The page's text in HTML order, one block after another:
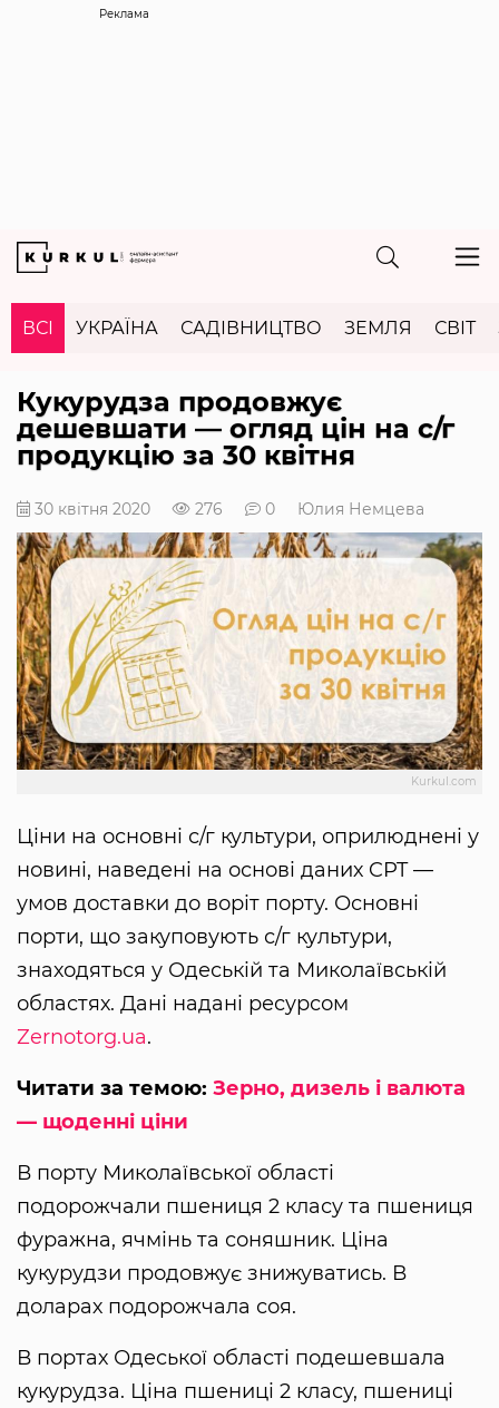
Реклама
ВСІ УКРАЇНА САДІВНИЦТВО ЗЕМЛЯ СВІТ
Кукурудза продовжує
дешевшати — огляд цін на с/г
продукцію за 30 квітня
30 квітня 2020 276 0 Юлия Немцева
Kurkul.com
Ціни на основні с/г культури, оприлюднені у
новині, наведені на основі даних CPT —
умов доставки до воріт порту. Основні
порти, що закуповують с/г культури,
знаходяться у Одеській та Миколаївській
областях. Дані надані ресурсом
Zernotorg.ua.
Читати за темою: Зерно, дизель і валюта
— щоденні ціни
В порту Миколаївської області
подорожчали пшениця 2 класу та пшениця
фуражна, ячмінь та соняшник. Ціна
кукурудзи продовжує знижуватись. В
доларах подорожчала соя.
В портах Одеської області подешевшала
кукурудза. Ціна пшениці 2 класу, пшениці